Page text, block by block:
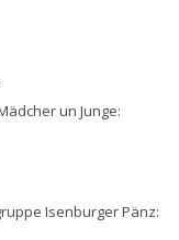
un Junge:
Isenburger Pänz: